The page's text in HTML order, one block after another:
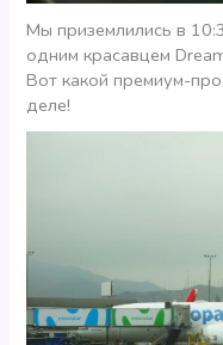
Мы приземлились в
одним красавцем
Вот какой премиум-
деле!